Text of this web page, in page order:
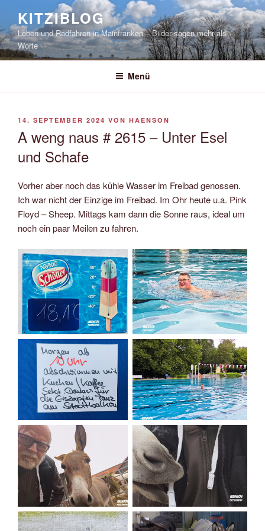
springen
KITZIBLOG
Leben und Radfahren in Mainfranken – Bilder sagen mehr als
Worte
Menü
VERÖFFENTLICHT
14. SEPTEMBER 2024 VON HAENSON
A weng naus # 2615 – Unter Esel
und Schafe
Vorher aber noch das kühle Wasser im Freibad genossen.
Ich war nicht der Einzige im Freibad. Im Ohr heute u.a. Pink
Floyd – Sheep. Mittags kam dann die Sonne raus, ideal um
noch ein paar Meilen zu fahren.